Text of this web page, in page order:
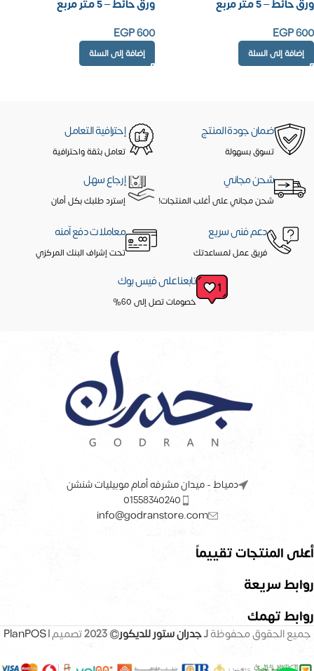
ورق حائط – 5 متر مربع
EGP600
إضافة إلى السلة
ورق حائط – 5 متر مربع
EGP600
إضافة إلى السلة
ضمان جودة المنتج
تسوق بسهولة
إحترافية التعامل
تعامل بثقة واحترافية
شحن مجاني
شحن مجاني على أغلب المنتجات!
إرجاع سهل
إسترد طلبك بكل أمان
دعم فنى سريع
فريق عمل لمساعدتك
معاملات دفع آمنه
تحت إشراف البنك المركزي
تابعنا على فيس بوك
خصومات تصل إلى 60%
دمياط - ميدان مشرفه أمام موبيليات شنشن
01558340240
info@godranstore.com
أعلى المنتجات تقييماً
روابط سريعة
روابط تهمك
جميع الحقوق محفوظةلـجدران ستور للديكور© 2023 تصميم |PlanPOS